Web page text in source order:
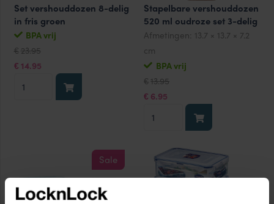
Set vershouddozen 8-delig
in fris groen
BPA vrij
€ 23.95
Oorspronkelijke
prijs
was:
€ 14.95
Huidige
prijs
is:
vershouddozen
aantal
Stapelbare vershouddozen
520 ml oudroze set 3-delig
Afmetingen:
13.7 × 13.7 × 7.2
cm
BPA vrij
€ 13.95
Oorspronkelijke
prijs
was:
€ 6.95
Huidige
prijs
is:
Stapelbare
vershouddozen
oudroze
Sale